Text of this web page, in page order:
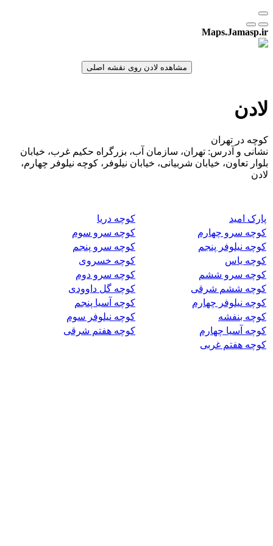
Maps.Jamasp.ir
لادن
کوچه در تهران
نشانی و آدرس: تهران، سازمان آب، بزرگراه حکیم غرب، خیابان
بلوار تعاون، خیابان شربیانی، خیابان نیلوفر، کوچه نیلوفر چهارم،
لادن
پارک امید
کوچه دریا
کوچه سرو چهارم
کوچه سرو سوم
کوچه نیلوفر پنجم
کوچه سرو پنجم
کوچه یاس
کوچه خسروی
کوچه سرو ششم
کوچه سرو دوم
کوچه ششم شرقی
کوچه گل داوودی
کوچه نیلوفر چهارم
کوچه آسیا پنجم
کوچه بنفشه
کوچه نیلوفر سوم
کوچه آسیا چهارم
کوچه هفتم شرقی
کوچه هفتم غربی